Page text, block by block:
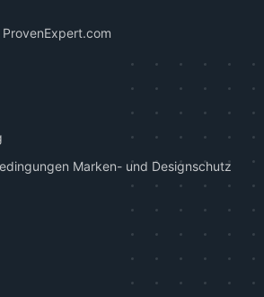
Marken- und Designschutz